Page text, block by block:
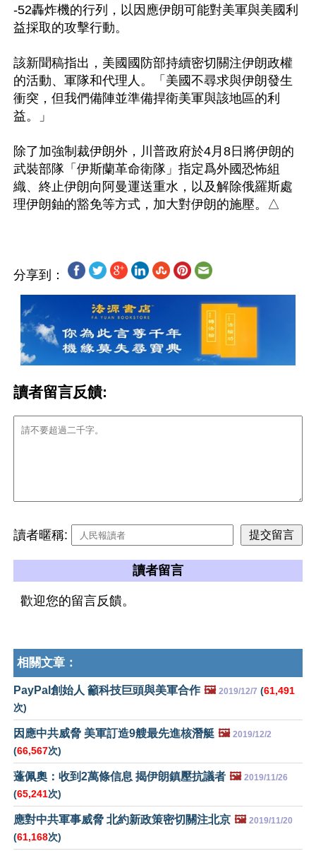
-52轟炸機的行列，以因應伊朗可能對美軍與美國利
益採取的攻擊行動。
該新聞稿指出，美國國防部持續密切關注伊朗政權
的活動、軍隊和代理人。「美國不尋求與伊朗發生
衝突，但我們備陣並準備捍衛美軍與該地區的利
益。」
除了加強制裁伊朗外，川普政府於4月8日將伊朗的
武裝部隊「伊斯蘭革命衛隊」指定爲外國恐怖組
織、終止伊朗向阿曼運送重水，以及解除俄羅斯處
分享到：
讀者留言反饋:
讀者暱稱:
讀者留言
歡迎您的留言反饋。
相關文章：
PayPal創始人 籲科技巨頭與美軍合作 🖼️ 2019/12/7 (61,491
次)
因應中共威脅 美軍訂造9艘最先進核潛艇 🖼️ 2019/12/2
(66,567次)
蓬佩奧：收到2萬條信息 揭伊朗鎮壓抗議者 🖼️ 2019/11/26
(65,241次)
應對中共軍事威脅 北約新政策密切關注北京 🖼️ 2019/11/20
(61,168次)